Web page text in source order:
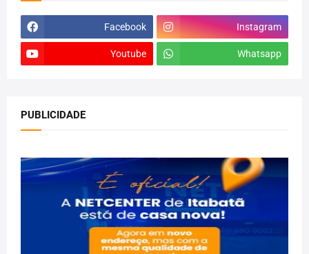
Facebook Instagram
Youtube Whatsapp
PUBLICIDADE